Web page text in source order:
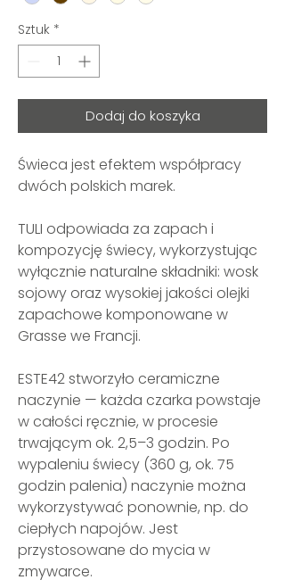
Sztuk *
Dodaj do koszyka
Świeca jest efektem współpracy
dwóch polskich marek.
TULI odpowiada za zapach i
kompozycję świecy, wykorzystując
wyłącznie naturalne składniki: wosk
sojowy oraz wysokiej jakości olejki
zapachowe komponowane w
Grasse we Francji.
ESTE42 stworzyło ceramiczne
naczynie — każda czarka powstaje
w całości ręcznie, w procesie
trwającym ok. 2,5–3 godzin. Po
wypaleniu świecy (360 g, ok. 75
godzin palenia) naczynie można
wykorzystywać ponownie, np. do
ciepłych napojów. Jest
przystosowane do mycia w
zmywarce.